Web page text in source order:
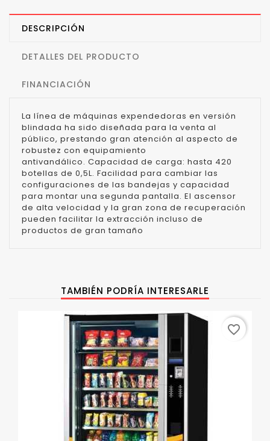
DESCRIPCIÓN
DETALLES DEL PRODUCTO
FINANCIACIÓN
La línea de máquinas expendedoras en versión
blindada ha sido diseñada para la venta al
público, prestando gran atención al aspecto de
robustez con equipamiento
antivandálico. Capacidad de carga: hasta 420
botellas de 0,5L. Facilidad para cambiar las
configuraciones de las bandejas y capacidad
para montar una segunda pantalla. El ascensor
de alta velocidad y la gran zona de recuperación
pueden facilitar la extracción incluso de
productos de gran tamaño
TAMBIÉN PODRÍA INTERESARLE
favorite_border